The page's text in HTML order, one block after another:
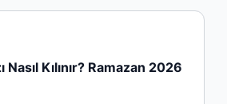
Nasıl Kılınır? Ramazan 2026